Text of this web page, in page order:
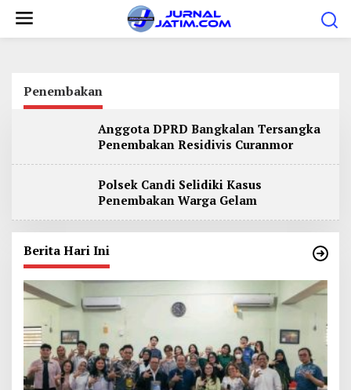
Penembakan
Anggota DPRD Bangkalan Tersangka
Penembakan Residivis Curanmor
Polsek Candi Selidiki Kasus
Penembakan Warga Gelam
Berita Hari Ini